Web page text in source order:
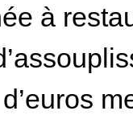
à